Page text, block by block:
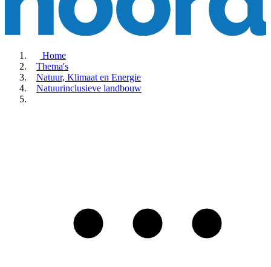
Home
Thema's
Natuur, Klimaat en Energie
Natuurinclusieve landbouw